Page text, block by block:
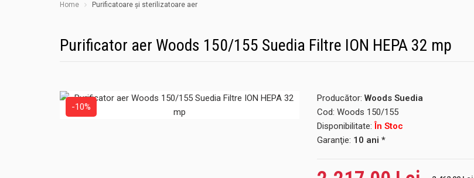
Home Purificatoare și sterilizatoare aer
Purificator aer Woods 150/155 Suedia Filtre ION HEPA 32 mp
-10%
Producător: Woods Suedia
Cod: Woods 150/155
Disponibilitate: În Stoc
Garanţie: 10 ani *